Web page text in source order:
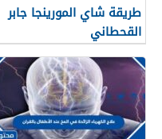
طريقة شاي المورينجا جابر
القحطاني